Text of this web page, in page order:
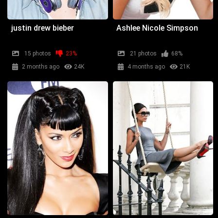
justin drew bieber
15 photos
23%
2 months ago
24K
Ashlee Nicole Simpson
21 photos
68%
4 months ago
21K